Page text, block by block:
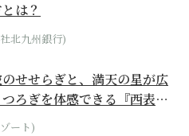
は？
北九州銀行)
せせらぎと、満天の星が広
ろぎを体感できる『西表島
ート)